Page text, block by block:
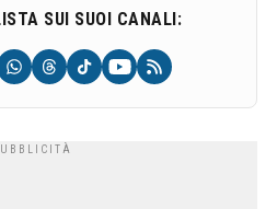
SUI SUOI CANALI: